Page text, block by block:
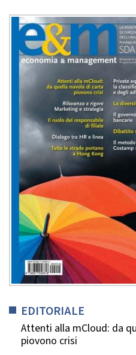
EDITORIALE
Attenti alla mCloud: da
piovono crisi